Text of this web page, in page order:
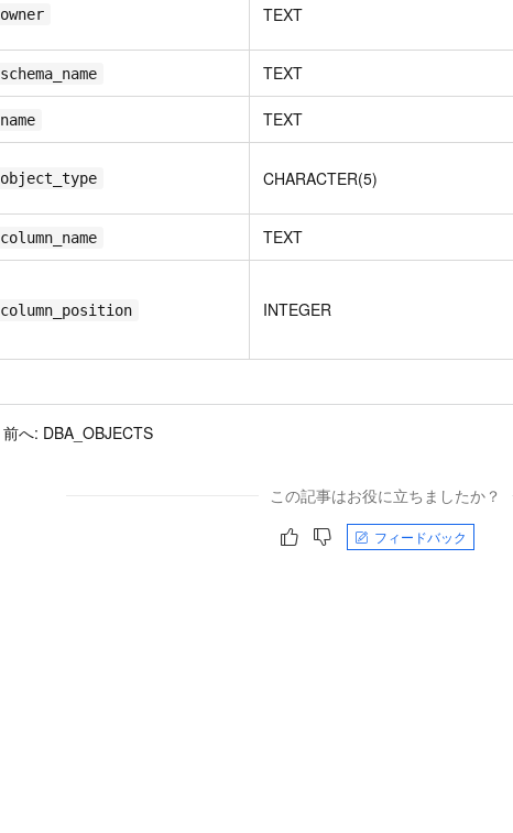
owner TEXT
schema_name TEXT
name TEXT
object_type CHARACTER(5)
column_name TEXT
column_position INTEGER
前へ: DBA_OBJECTS
この記事はお役に立ちましたか？
フィードバック